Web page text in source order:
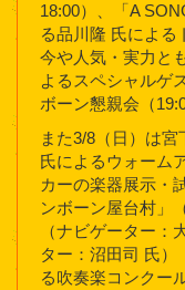
18:00）、「A
る品川隆 氏による
今や人気・実力と
よるスペシャルゲ
ボーン懇親会（
また3/8（日）は
氏によるウォーム
カーの楽器展示・
ンボーン屋台村」
（ナビゲーター：
ター：沼田司 氏）
る吹奏楽コンクー